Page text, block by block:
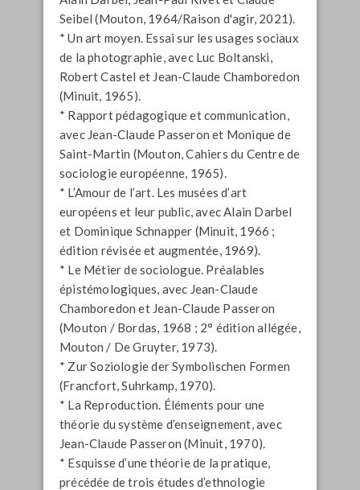
Seibel (Mouton, 1964/Raison d'agir, 2021).
* Un art moyen. Essai sur les usages sociaux
de la photographie, avec Luc Boltanski,
Robert Castel et Jean-Claude Chamboredon
(Minuit, 1965).
* Rapport pédagogique et communication,
avec Jean-Claude Passeron et Monique de
Saint-Martin (Mouton, Cahiers du Centre de
sociologie européenne, 1965).
* L’Amour de l’art. Les musées d’art
européens et leur public, avec Alain Darbel
et Dominique Schnapper (Minuit, 1966 ;
édition révisée et augmentée, 1969).
* Le Métier de sociologue. Préalables
épistémologiques, avec Jean-Claude
Chamboredon et Jean-Claude Passeron
(Mouton / Bordas, 1968 ; 2° édition allégée,
Mouton / De Gruyter, 1973).
* Zur Soziologie der Symbolischen Formen
(Francfort, Suhrkamp, 1970).
* La Reproduction. Éléments pour une
théorie du système d’enseignement, avec
Jean-Claude Passeron (Minuit, 1970).
* Esquisse d’une théorie de la pratique,
précédée de trois études d’ethnologie